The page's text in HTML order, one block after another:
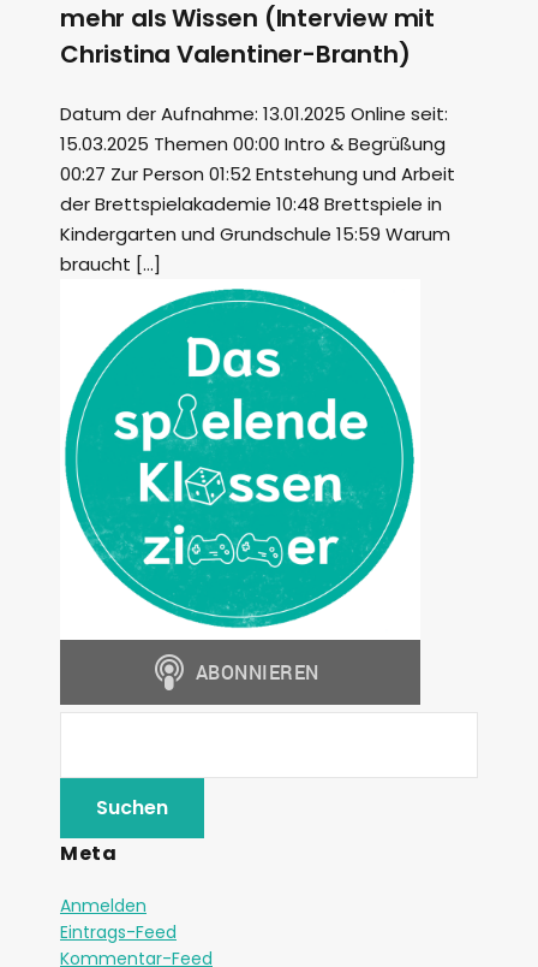
mehr als Wissen (Interview mit
Christina Valentiner-Branth)
Datum der Aufnahme: 13.01.2025 Online seit:
15.03.2025 Themen 00:00 Intro & Begrüßung
00:27 Zur Person 01:52 Entstehung und Arbeit
der Brettspielakademie 10:48 Brettspiele in
Kindergarten und Grundschule 15:59 Warum
braucht […]
Meta
Anmelden
Eintrags-Feed
Kommentar-Feed